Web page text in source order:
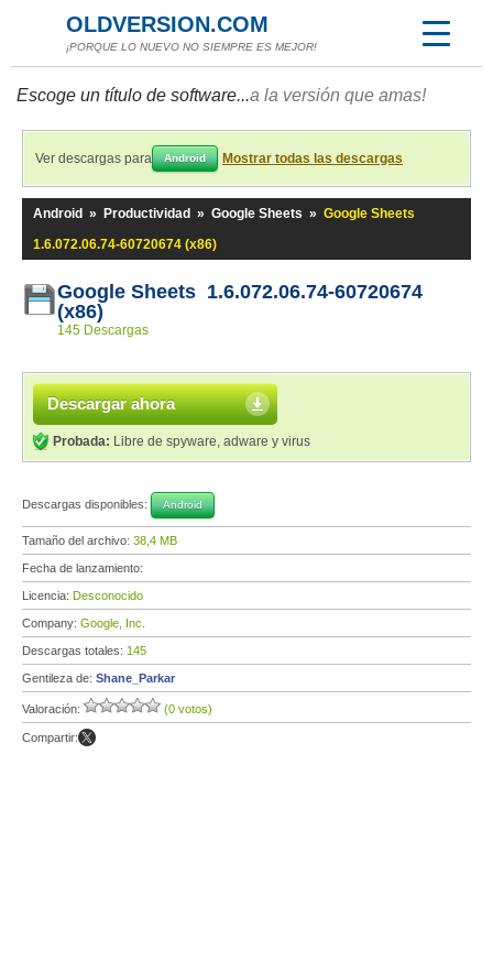
OLDVERSION.COM
¡PORQUE LO NUEVO NO SIEMPRE ES MEJOR!
Escoge un título de software...a la versión que amas!
Ver descargas para Android Mostrar todas las descargas
Android » Productividad » Google Sheets » Google Sheets
1.6.072.06.74-60720674 (x86)
Google Sheets 1.6.072.06.74-60720674
(x86)
145 Descargas
Descargar ahora
Probada: Libre de spyware, adware y virus
Descargas disponibles: Android
Tamaño del archivo: 38,4 MB
Fecha de lanzamiento:
Licencia: Desconocido
Company: Google, Inc.
Descargas totales: 145
Gentileza de: Shane_Parkar
Valoración: (0 votos)
Compartir: